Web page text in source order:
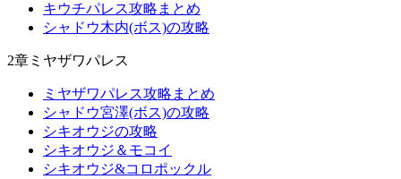
キウチパレス攻略まとめ
シャドウ木内(ボス)の攻略
2章ミヤザワパレス
ミヤザワパレス攻略まとめ
シャドウ宮澤(ボス)の攻略
シキオウジの攻略
シキオウジ＆モコイ
シキオウジ&コロポックル